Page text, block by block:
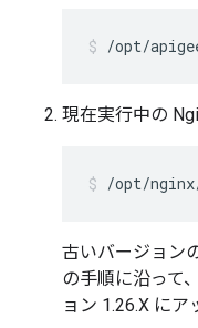
/opt/
現在実行中の
/opt/
古いバージョン
の手順に沿って
ョン 1.26.X にア